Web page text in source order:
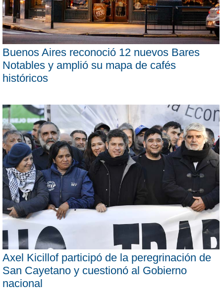
Buenos Aires reconoció 12 nuevos Bares
Notables y amplió su mapa de cafés
históricos
Axel Kicillof participó de la peregrinación de
San Cayetano y cuestionó al Gobierno
nacional